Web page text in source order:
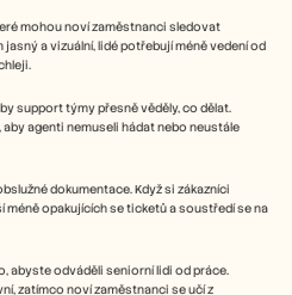
mohou noví zaměstnanci sledovat
a vizuální, lidé potřebují méně vedení od
support týmy přesně věděly, co dělat.
agenti nemuseli hádat nebo neustále
dokumentace. Když si zákazníci
opakujících se ticketů a soustředí se na
abyste odváděli seniorní lidi od práce.
zatímco noví zaměstnanci se učí z